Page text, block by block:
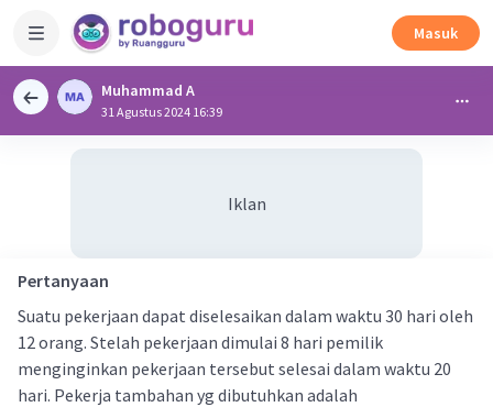
Masuk
Muhammad A
31 Agustus 2024 16:39
Iklan
Pertanyaan
Suatu pekerjaan dapat diselesaikan dalam waktu 30 hari oleh
12 orang. Stelah pekerjaan dimulai 8 hari pemilik
menginginkan pekerjaan tersebut selesai dalam waktu 20
hari. Pekerja tambahan yg dibutuhkan adalah